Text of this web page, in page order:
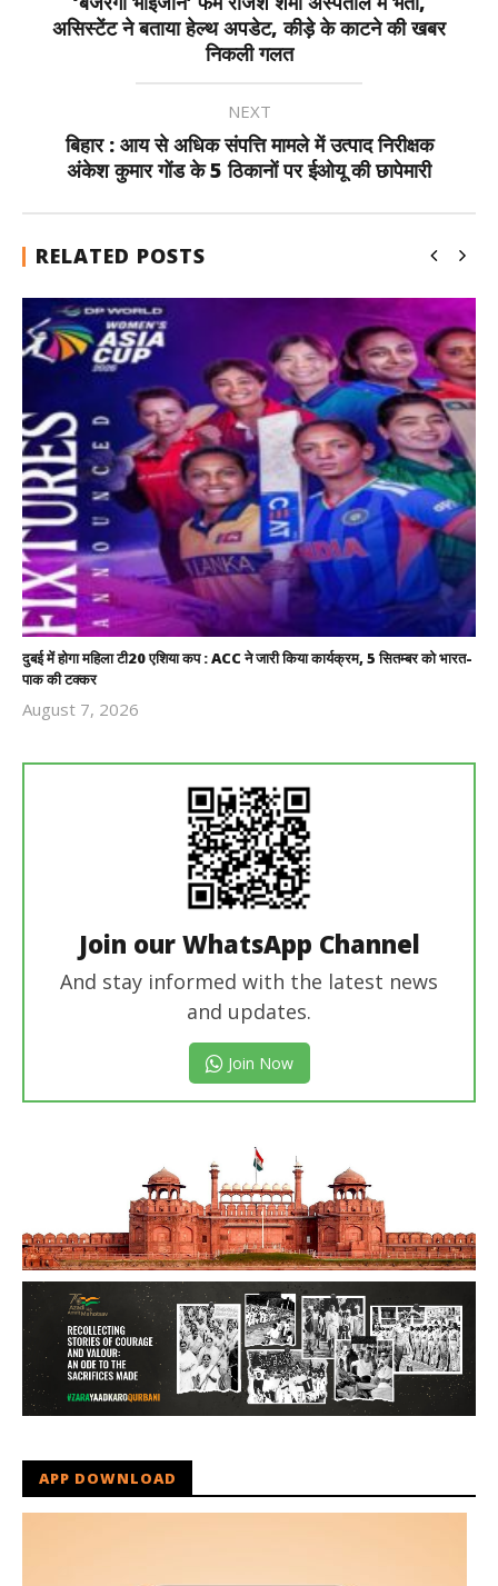
असिस्टेंट ने बताया हेल्थ अपडेट, कीड़े के काटने की खबर
निकली गलत
NEXT
बिहार : आय से अधिक संपत्ति मामले में उत्पाद निरीक्षक
अंकेश कुमार गोंड के 5 ठिकानों पर ईओयू की छापेमारी
RELATED POSTS
दुबई में होगा महिला टी20 एशिया कप : ACC ने जारी किया कार्यक्रम, 5 सितम्बर को भारत-
पाक की टक्कर
August 7, 2026
Join our WhatsApp Channel
And stay informed with the latest news
and updates.
Join Now
APP DOWNLOAD